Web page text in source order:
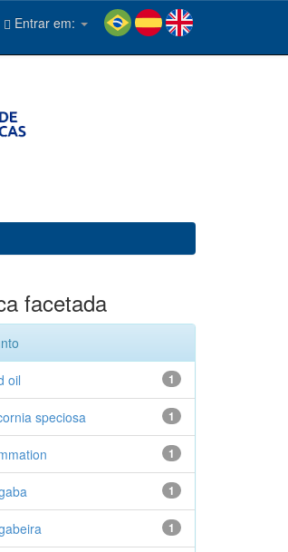
Entrar em:
facetada
1
oil
1
speciosa
1
1
1